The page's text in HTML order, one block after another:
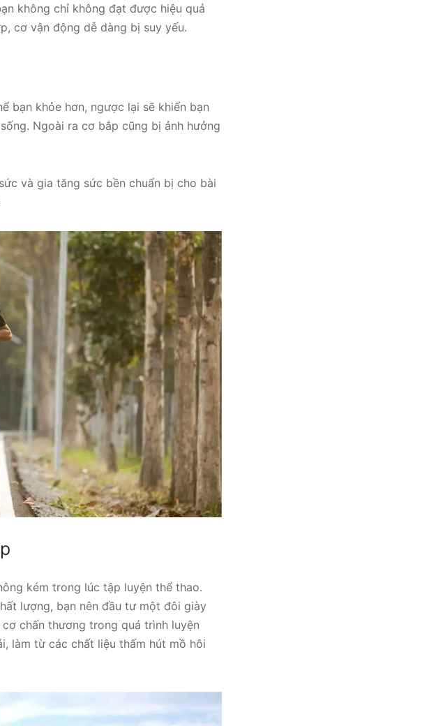
không chỉ không đạt được hiệu quả
cơ vận động dễ dàng bị suy yếu.
bạn khỏe hơn, ngược lại sẽ khiến bạn
Ngoài ra cơ bắp cũng bị ảnh hưởng
và gia tăng sức bền chuẩn bị cho bài
kém trong lúc tập luyện thể thao.
lượng, bạn nên đầu tư một đôi giày
chấn thương trong quá trình luyện
làm từ các chất liệu thấm hút mồ hôi